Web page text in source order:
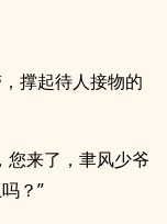
撑起待人接物的
您来了，聿风少爷
？”